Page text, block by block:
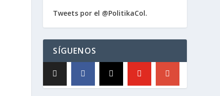
Tweets por el @PolitikaCol.
SÍGUENOS